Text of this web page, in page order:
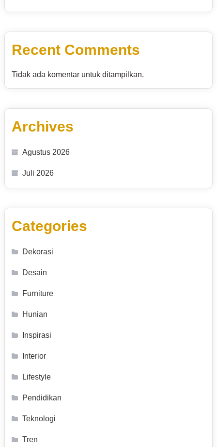
Recent Comments
Tidak ada komentar untuk ditampilkan.
Archives
Agustus 2026
Juli 2026
Categories
Dekorasi
Desain
Furniture
Hunian
Inspirasi
Interior
Lifestyle
Pendidikan
Teknologi
Tren